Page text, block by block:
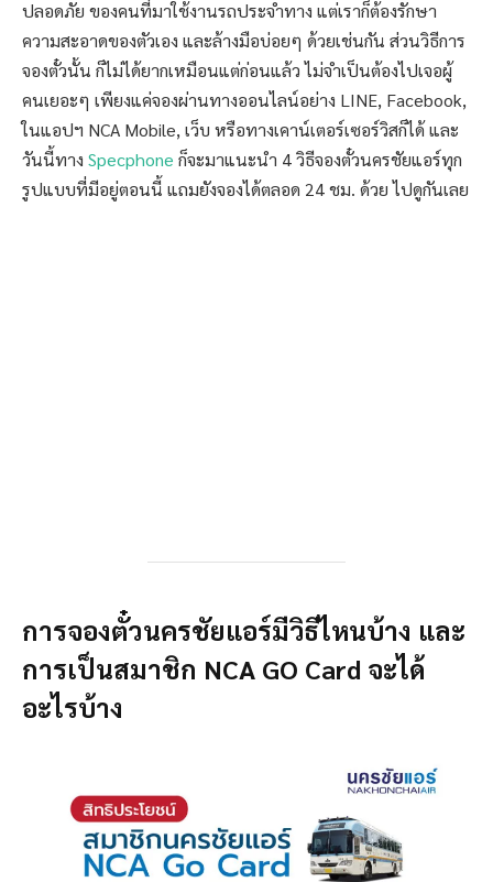
ปลอดภัย ของคนที่มาใช้งานรถประจำทาง แต่เราก็ต้องรักษา
ความสะอาดของตัวเอง และล้างมือบ่อยๆ ด้วยเช่นกัน ส่วนวิธีการ
จองตั๋วนั้น ก็ไม่ได้ยากเหมือนแต่ก่อนแล้ว ไม่จำเป็นต้องไปเจอผู้
คนเยอะๆ เพียงแค่จองผ่านทางออนไลน์อย่าง LINE, Facebook,
ในแอปฯ NCA Mobile, เว็บ หรือทางเคาน์เตอร์เซอร์วิสก็ได้ และ
วันนี้ทาง Specphone ก็จะมาแนะนำ 4 วิธีจองตั๋วนครชัยแอร์ทุก
รูปแบบที่มีอยู่ตอนนี้ แถมยังจองได้ตลอด 24 ชม. ด้วย ไปดูกันเลย
การจองตั๋วนครชัยแอร์มีวิธีไหนบ้าง และ
การเป็นสมาชิก NCA GO Card จะได้
อะไรบ้าง